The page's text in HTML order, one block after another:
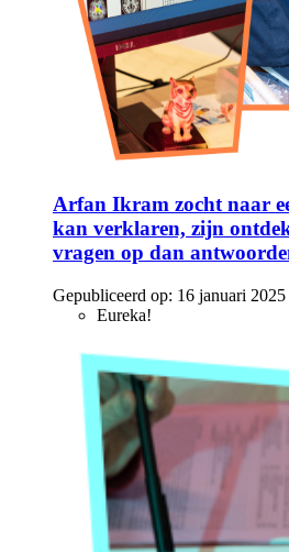
Arfan Ikram zocht naar
kan verklaren, zijn
vragen op dan
Gepubliceerd op: 16 januari 2025
Eureka!